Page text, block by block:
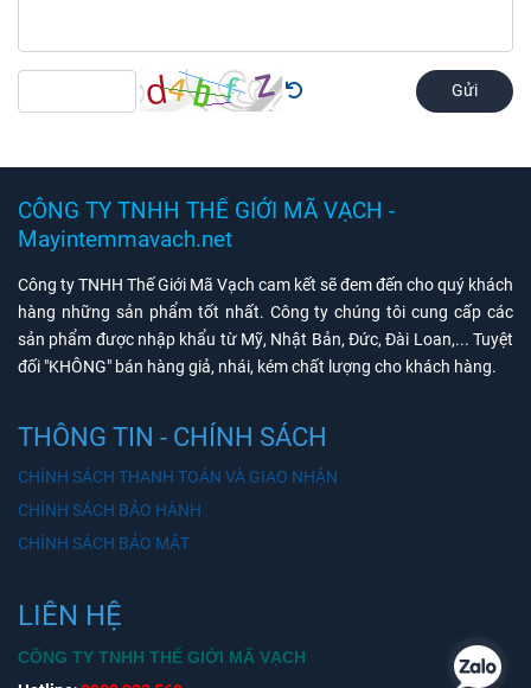
Gửi
CÔNG TY TNHH THẾ GIỚI MÃ VẠCH -
Mayintemmavach.net
Công ty TNHH Thế Giới Mã Vạch cam kết sẽ đem đến cho quý khách
hàng những sản phẩm tốt nhất. Công ty chúng tôi cung cấp các
sản phẩm được nhập khẩu từ Mỹ, Nhật Bản, Đức, Đài Loan,... Tuyệt
đối "KHÔNG" bán hàng giả, nhái, kém chất lượng cho khách hàng.
THÔNG TIN - CHÍNH SÁCH
CHÍNH SÁCH THANH TOÁN VÀ GIAO NHẬN
CHÍNH SÁCH BẢO HÀNH
CHÍNH SÁCH BẢO MẬT
LIÊN HỆ
CÔNG TY TNHH THẾ GIỚI MÃ VẠCH